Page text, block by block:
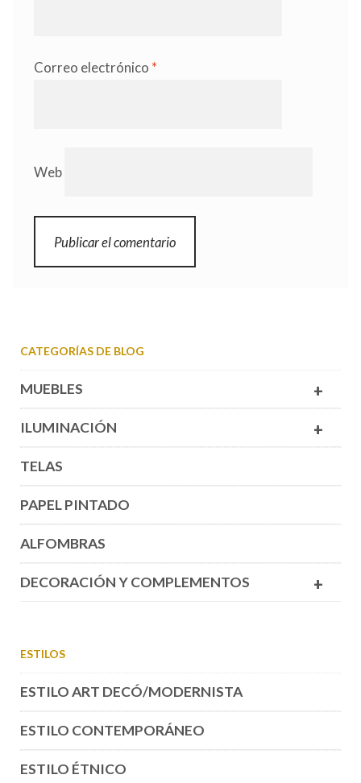
Correo electrónico *
Web
CATEGORÍAS DE BLOG
+
MUEBLES
+
ILUMINACIÓN
TELAS
PAPEL PINTADO
ALFOMBRAS
+
DECORACIÓN Y COMPLEMENTOS
ESTILOS
ESTILO ART DECÓ/MODERNISTA
ESTILO CONTEMPORÁNEO
ESTILO ÉTNICO